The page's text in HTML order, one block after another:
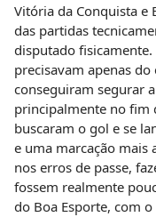
Vitória da Conquista e
das partidas
disputado
precisavam apenas do
conseguiram segurar
principalmente no fim
buscaram o gol e se
e uma marcação mais
nos erros de passe,
fossem realmente
do Boa Esporte, com